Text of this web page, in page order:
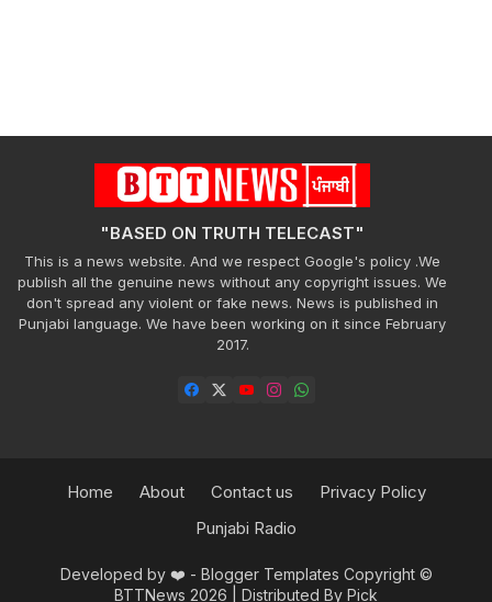
"BASED ON TRUTH TELECAST"
This is a news website. And we respect Google's policy .We
publish all the genuine news without any copyright issues. We
don't spread any violent or fake news. News is published in
Punjabi language. We have been working on it since February
2017.
Developed by ❤️ - Blogger Templates Copyright ©
BTTNews 2026 | Distributed By Pick
Home About Contact us
Privacy Policy
Punjabi Radio